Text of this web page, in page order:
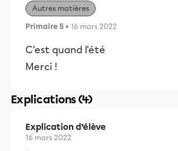
Autres matières
Primaire 5 • 16 mars 2022
C'est quand l'été
Merci !
Explications (4)
Explication d’élève
16 mars 2022